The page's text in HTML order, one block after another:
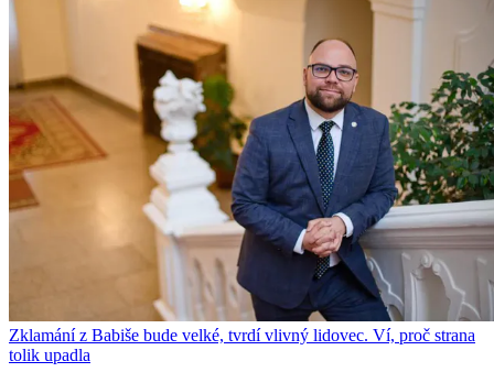
Zklamání z Babiše bude velké, tvrdí vlivný lidovec. Ví, proč strana
tolik upadla